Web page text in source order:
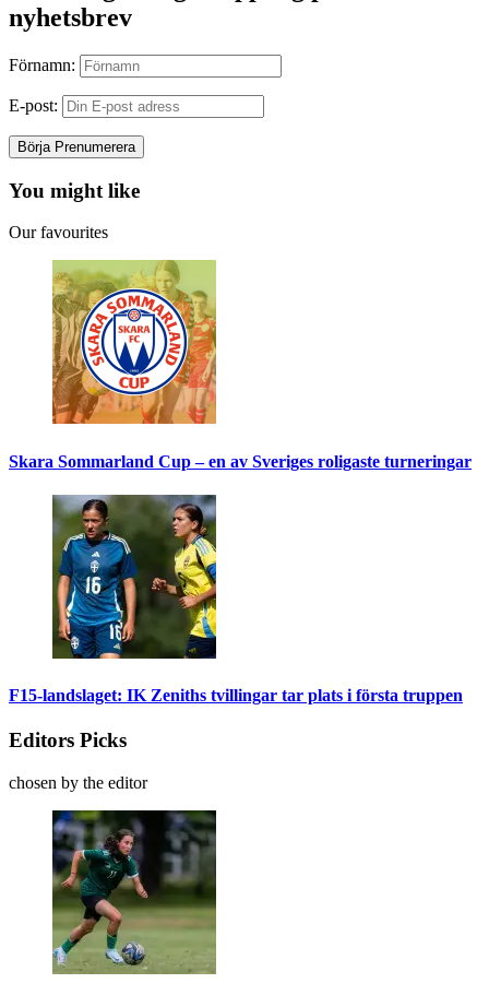
nyhetsbrev
Förnamn:
E-post:
You might like
Our favourites
Skara Sommarland Cup – en av Sveriges roligaste turneringar
F15-landslaget: IK Zeniths tvillingar tar plats i första truppen
Editors Picks
chosen by the editor